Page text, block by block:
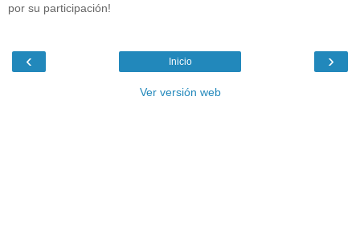
por su participación!
‹ ›
Inicio
Ver versión web